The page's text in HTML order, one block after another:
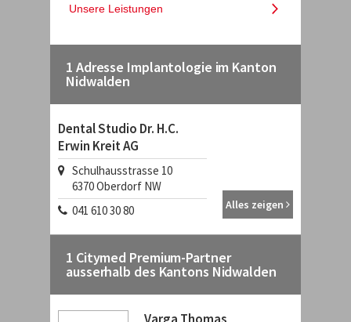
1 Adresse Implantologie im Kanton
Nidwalden
Dental Studio Dr. H.C.
Erwin Kreit AG
Schulhausstrasse 10
6370Oberdorf NW
041 610 30 80
Alles zeigen
1 Citymed Premium-Partner
ausserhalb des Kantons Nidwalden